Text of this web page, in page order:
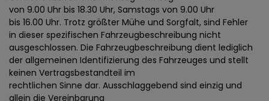
von 9.00 Uhr bis 18.30 Uhr, Samstags von 9.00 Uhr
bis 16.00 Uhr. Trotz größter Mühe und Sorgfalt, sind Fehler
in dieser spezifischen Fahrzeugbeschreibung nicht
ausgeschlossen. Die Fahrzeugbeschreibung dient lediglich
der allgemeinen Identifizierung des Fahrzeuges und stellt
keinen Vertragsbestandteil im
rechtlichen Sinne dar. Ausschlaggebend sind einzig und
allein die Vereinbarung